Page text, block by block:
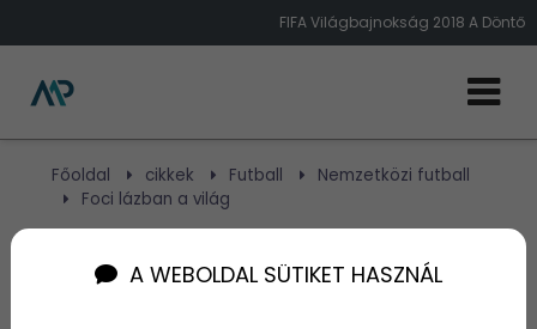
FIFA Világbajnokság 2018 A Döntő
Főoldal cikkek Futball
Nemzetközi futball
Foci lázban a világ
Foci lázban a világ
A WEBOLDAL SÜTIKET HASZNÁL